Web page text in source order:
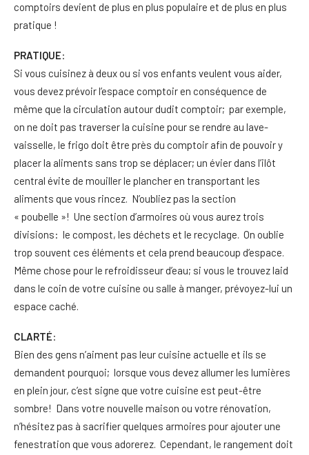
comptoirs devient de plus en plus populaire et de plus en plus
pratique !
PRATIQUE:
Si vous cuisinez à deux ou si vos enfants veulent vous aider,
vous devez prévoir l’espace comptoir en conséquence de
même que la circulation autour dudit comptoir; par exemple,
on ne doit pas traverser la cuisine pour se rendre au lave-
vaisselle, le frigo doit être près du comptoir afin de pouvoir y
placer la aliments sans trop se déplacer; un évier dans l’ilôt
central évite de mouiller le plancher en transportant les
aliments que vous rincez. N’oubliez pas la section
« poubelle »! Une section d’armoires où vous aurez trois
divisions: le compost, les déchets et le recyclage. On oublie
trop souvent ces éléments et cela prend beaucoup d’espace.
Même chose pour le refroidisseur d’eau; si vous le trouvez laid
dans le coin de votre cuisine ou salle à manger, prévoyez-lui un
espace caché.
CLARTÉ:
Bien des gens n’aiment pas leur cuisine actuelle et ils se
demandent pourquoi; lorsque vous devez allumer les lumières
en plein jour, c’est signe que votre cuisine est peut-être
sombre! Dans votre nouvelle maison ou votre rénovation,
n’hésitez pas à sacrifier quelques armoires pour ajouter une
fenestration que vous adorerez. Cependant, le rangement doit